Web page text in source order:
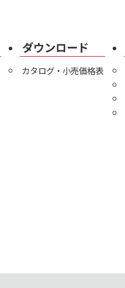
ダウンロード
カタログ・小売価格表